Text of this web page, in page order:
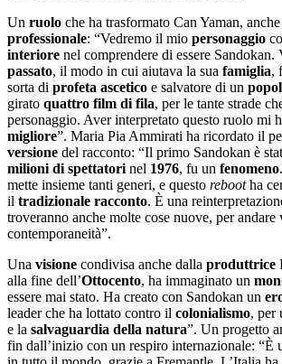
Un ruolo che ha trasformato Can Yaman,
professionale: “Vedremo il mio personaggio
interiore nel comprendere di essere Sandokan.
passato, il modo in cui aiutava la sua famiglia,
sorta di profeta ascetico e salvatore di un
girato quattro film di fila, per le tante strade
personaggio. Aver interpretato questo ruolo mi
migliore”. Maria Pia Ammirati ha ricordato il
versione del racconto: “Il primo Sandokan è
milioni di spettatori nel 1976, fu un fenomeno
mette insieme tanti generi, e questo rebootha
il tradizionale racconto. È una
troveranno anche molte cose nuove, per andare
contemporaneità”.
Una visione condivisa anche dalla produttrice
alla fine dell’Ottocento, ha immaginato un
essere mai stato. Ha creato con Sandokan un
leader che ha lottato contro il colonialismo, per
e la salvaguardia della natura”. Un progetto
fin dall’inizio con un respiro internazionale: “È